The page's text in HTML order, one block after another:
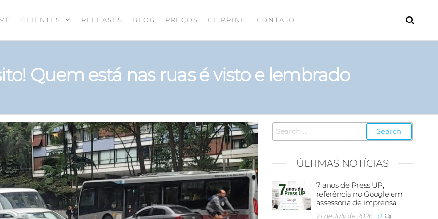
CLIENTES RELEASES BLOG PREÇOS CLIPPING CONTATO
Quem está nas ruas é visto e lembrado
ÚLTIMAS NOTÍCIAS
7 anos de Press UP,
referência no Google em
assessoria de imprensa
21 de July de 2026 0